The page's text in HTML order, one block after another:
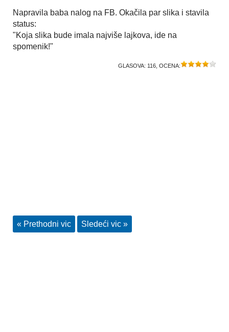
Napravila baba nalog na FB. Okačila par slika i stavila
status:
"Koja slika bude imala najviše lajkova, ide na
spomenik!"
GLASOVA: 116 , OCENA:
« Prethodni vic Sledeći vic »